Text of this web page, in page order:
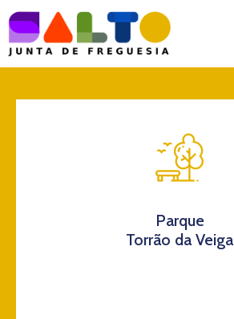
Instituição
Parque
Torrão da Veiga